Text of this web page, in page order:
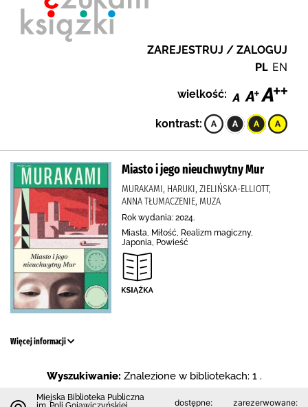
ZAREJESTRUJ / ZALOGUJ
PL EN
wielkość:
kontrast:
Miasto i jego nieuchwytny Mur
MURAKAMI, HARUKI, ZIELIŃSKA-ELLIOTT,
ANNA TŁUMACZENIE, MUZA
Rok wydania: 2024.
Miasta, Miłość, Realizm magiczny,
Japonia, Powieść
Więcej informacji
Wyszukiwanie: Znalezione w bibliotekach: 1 .
Miejska Biblioteka Publiczna
dostępne: zarezerwowane: